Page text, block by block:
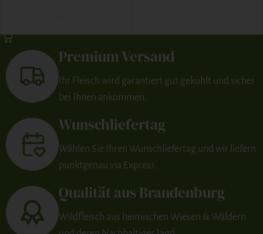
Premium Versand
Ihr Fleisch wird garantiert gut gekühlt und sicher
bei Ihnen ankommen.
Wunschliefertag
Wählen Sie Ihren Wunschliefertag und wir liefern
punktgenau via Express.
Qualität aus Brandenburg
Wildfleisch aus heimischen Wiesen & Wäldern